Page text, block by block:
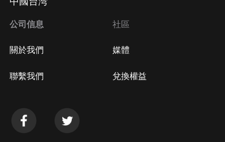
公司信息
關於我們
聯繫我們
社區
媒體
兌換權益